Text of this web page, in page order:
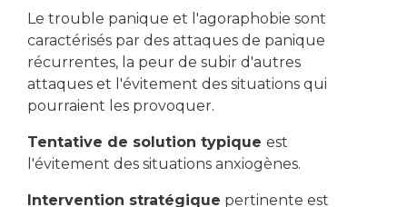
Le trouble panique et l'agoraphobie sont
caractérisés par des attaques de panique
récurrentes, la peur de subir d'autres
attaques et l'évitement des situations qui
pourraient les provoquer.
Tentative de solution typique est
l'évitement des situations anxiogènes.
Intervention stratégique pertinente est